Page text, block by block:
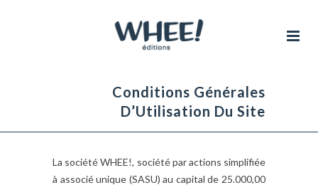
Conditions Générales
D’Utilisation Du Site
La société WHEE!, société par actions simplifiée
à associé unique (SASU) au capital de 25.000,00